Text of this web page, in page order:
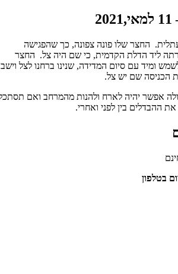
החצר שלו פונה צפונה, כך שהפגישה
ליד הדלת הקדמית, כי שם היה צל. החצר
ומיד עם סיום המדידה, שנינו ברחנו לצל וישבנו
הכניסה שם יש צל.
אפשר יהיה לארח ולהנות מהמרחב ואם תסתכלו
ההבדלים בין לפני ואחרי.
בטלפון